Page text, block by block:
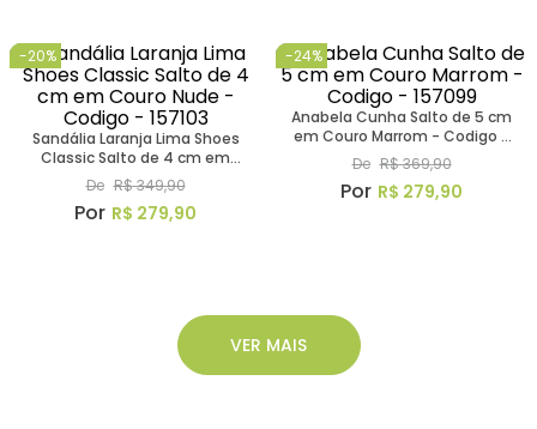
-20%
Sandália Laranja Lima Shoes
Classic Salto de 4 cm em
Couro Nude - Codigo - 157103
De R$349,90
R$ 279,90
-24%
Anabela Cunha Salto de 5 cm
em Couro Marrom - Codigo -
157099
De R$369,90
R$ 279,90